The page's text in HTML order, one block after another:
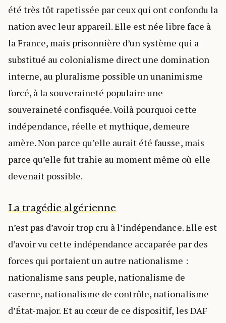
été très tôt rapetissée par ceux qui ont confondu la
nation avec leur appareil. Elle est née libre face à
la France, mais prisonnière d’un système qui a
substitué au colonialisme direct une domination
interne, au pluralisme possible un unanimisme
forcé, à la souveraineté populaire une
souveraineté confisquée. Voilà pourquoi cette
indépendance, réelle et mythique, demeure
amère. Non parce qu’elle aurait été fausse, mais
parce qu’elle fut trahie au moment même où elle
devenait possible.
La tragédie algérienne
n’est pas d’avoir trop cru à l’indépendance. Elle est
d’avoir vu cette indépendance accaparée par des
forces qui portaient un autre nationalisme :
nationalisme sans peuple, nationalisme de
caserne, nationalisme de contrôle, nationalisme
d’État-major. Et au cœur de ce dispositif, les DAF